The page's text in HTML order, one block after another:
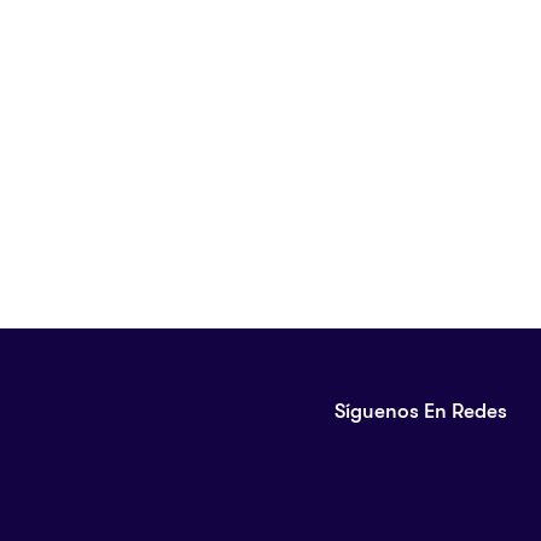
Síguenos En Redes